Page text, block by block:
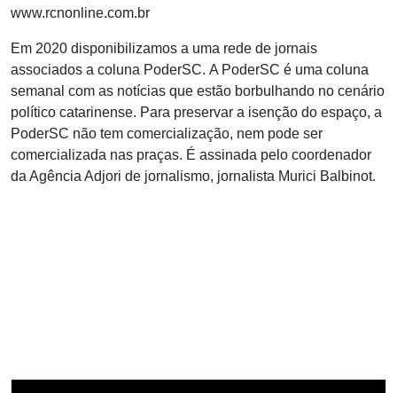
www.rcnonline.com.br
Em 2020 disponibilizamos a uma rede de jornais
associados a coluna PoderSC. A PoderSC é uma coluna
semanal com as notícias que estão borbulhando no cenário
político catarinense. Para preservar a isenção do espaço, a
PoderSC não tem comercialização, nem pode ser
comercializada nas praças. É assinada pelo coordenador
da Agência Adjori de jornalismo, jornalista Murici Balbinot.